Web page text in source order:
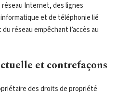
Internet, des lignes
et de téléphonie lié
réseau empêchant l’accès au
et contrefaçons
des droits de propriété